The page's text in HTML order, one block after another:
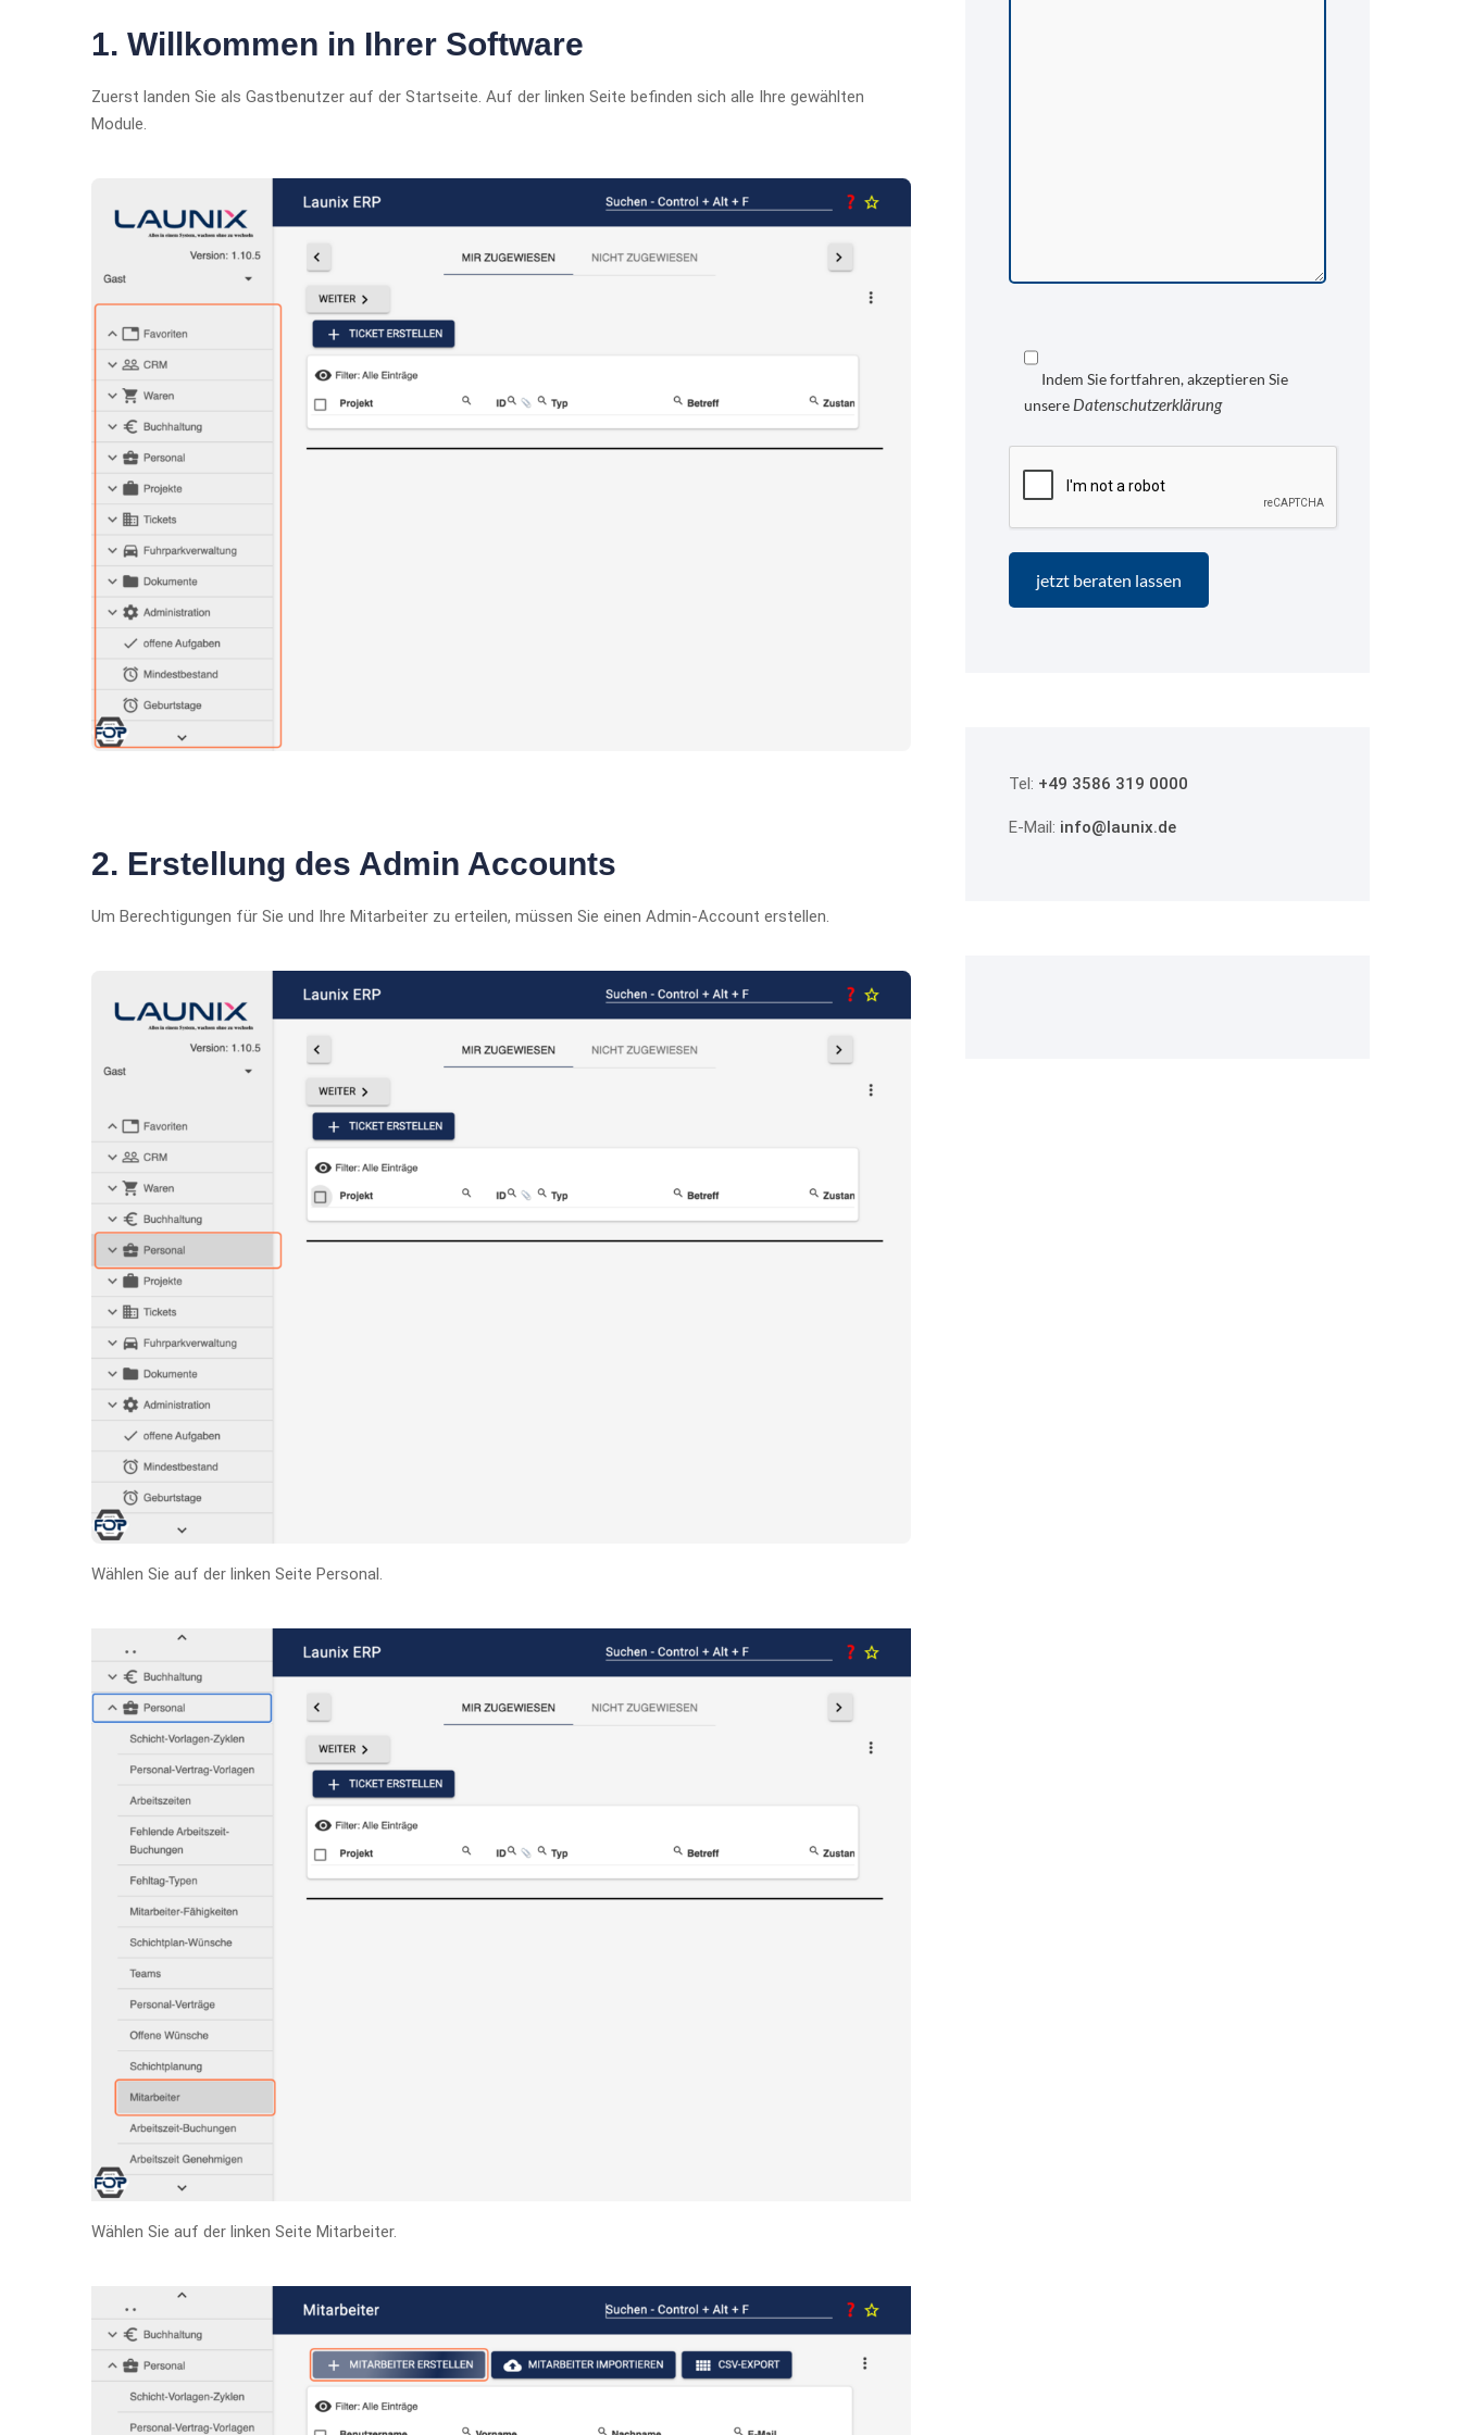
1. Willkommen in Ihrer Software
Zuerst landen Sie als Gastbenutzer auf der Startseite. Auf der linken Seite befinden sich alle Ihre gewählten
Module.
2. Erstellung des Admin Accounts
Um Berechtigungen für Sie und Ihre Mitarbeiter zu erteilen, müssen Sie einen Admin-Account erstellen.
Wählen Sie auf der linken Seite Personal.
Wählen Sie auf der linken Seite Mitarbeiter.
Indem Sie fortfahren, akzeptieren Sie
unsere Datenschutzerklärung
Tel: +49 3586 319 0000
E-Mail: info@launix.de